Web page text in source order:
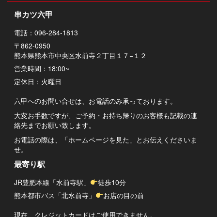
串カツ六甲
電話：096-284-1813
〒862-0950
熊本県熊本市中央区水前寺２丁目１７−１２
営業時間：18:00~
定休日：火曜日
六甲へのお問い合せは、お電話のみ承っております。
大変お手数ですが、ご予約・お持ち帰りのお客様も記載の連
絡先までお願い致します。
お電話の際は、「ホームページを見た」とお伝えくださいま
せ。
最寄り駅
JR豊肥本線「水前寺駅」
徒歩10分
熊本都市バス「北水前寺」
お店の目の前
現在、クレジットカードはご使用できません。